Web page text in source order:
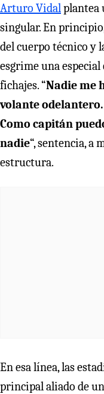
Arturo Vidalplantea
singular. En
del cuerpo técnico y
esgrime una
fichajes. “Nadie me
volante
Como capitán
nadie“, sentencia, a
estructura.
En esa línea, las
principal aliado de